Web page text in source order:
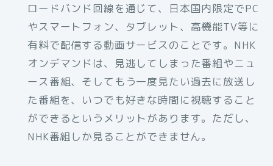
ロードバンド回線を通じて、日本国内限定でPC
やスマートフォン、タブレット、高機能TV等に
有料で配信する動画サービスのことです。NHK
オンデマンドは、見逃してしまった番組やニュ
ース番組、そしてもう一度見たい過去に放送し
た番組を、いつでも好きな時間に視聴すること
ができるというメリットがあります。ただし、
NHK番組しか見ることができません。